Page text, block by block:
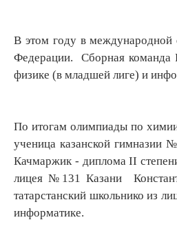
В этом году в международной
Федерации. Сборная команда
физике (в младшей лиге) и
По итогам олимпиады по
ученица казанской гимназии
Качмаржик - диплома II
лицея №131 Казани
татарстанский школьнико из
информатике.